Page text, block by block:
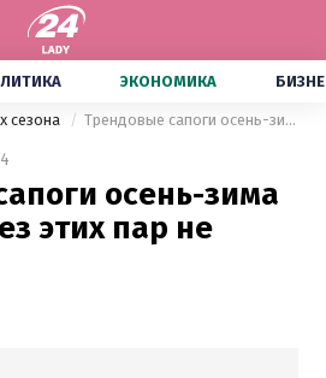
ЭКОНОМИКА
сезона Трендовые сапоги осень-зима 2025/2026: без этих пар не обойтись
4
осень-зима
этих пар не